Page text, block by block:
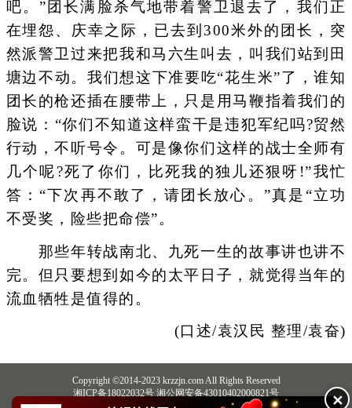
吧。”团长满脸杀气地带着警卫退去了，我们正
在埋怨、庆幸之际，已去到300米外的团长，突
然派警卫过来把我和马六生叫去，叫我们站到田
塘边不动。我们想这下准要吃“花生米”了，谁知
团长的枪还插在腰带上，只是用马鞭指着我们的
脸说：“你们不知道这样蛮干是违犯军纪吗?贸然
行动，不听号令。可是像你们这样的战士全师有
几个呢?死了你们，比死我的独儿还狠呀!”我忙
答：“下次再不敢了，请团长放心。”真是“立功
不受奖，险些把命偿”。
那些年转战南北、九死一生的故事讲也讲不
完。但只要想到如今的太平日子，就觉得当年的
流血牺牲是值得的。
(口述/袁汉民 整理/袁奋)
Copyright ©2014-2023 krzzjn.com All Rights Reserved
湘ICP备18022032号 湘公网安备43010402000821号
中央网信办违法和不良信息举报中心
长沙市互联网违法和不良信息举报中心✕